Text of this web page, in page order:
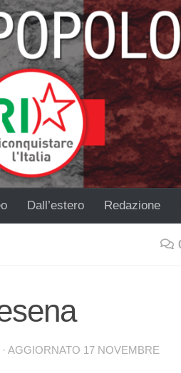
Dall’estero Redazione
· AGGIORNATO 17 NOVEMBRE